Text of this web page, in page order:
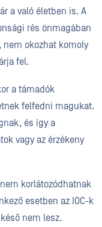
a való életben is. A
rés önmagában
nem okozhat komoly
fel.
a támadók
felfedni magukat.
és így a
vagy az érzékeny
korlátozódhatnak
esetben az IOC-k
nem lesz.